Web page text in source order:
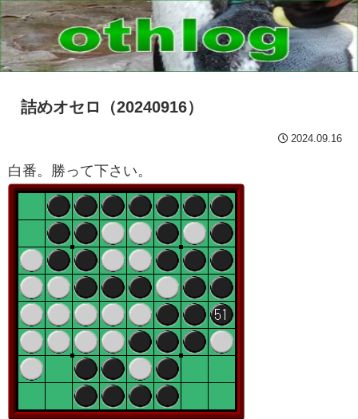
詰めオセロ（20240916）
2024.09.16
白番。勝って下さい。